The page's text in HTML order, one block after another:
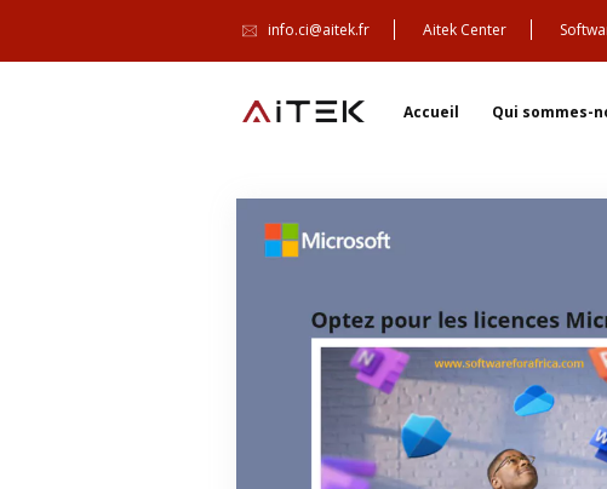
info.ci@aitek.fr Aitek Center
Accueil Qui sommes-